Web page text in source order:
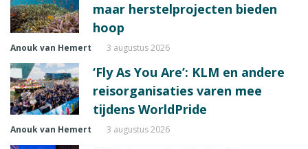
maar herstelprojecten bieden
hoop
Anouk van Hemert 3 augustus 2026
‘Fly As You Are’: KLM en andere
reisorganisaties varen mee
tijdens WorldPride
Anouk van Hemert 3 augustus 2026